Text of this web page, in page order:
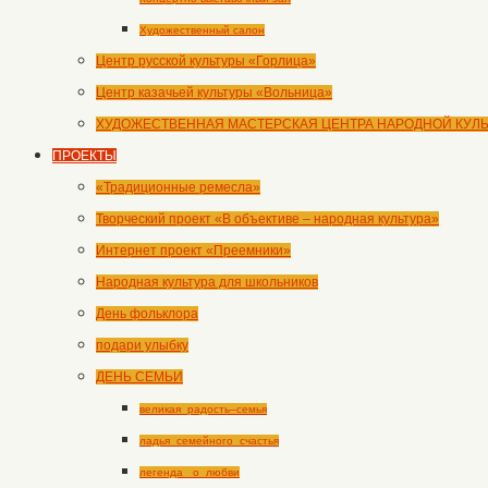
Художественный салон
Центр русской культуры «Горлица»
Центр казачьей культуры «Вольница»
ХУДОЖЕСТВЕННАЯ МАСТЕРСКАЯ ЦЕНТРА НАРОДНОЙ
ПРОЕКТЫ
«Традиционные ремесла»
Творческий проект «В объективе – народная культура»
Интернет проект «Преемники»
Народная культура для школьников
День фольклора
подари улыбку
ДЕНЬ СЕМЬИ
великая_радость–семья
ладья_семейного_счастья
легенда _о_любви